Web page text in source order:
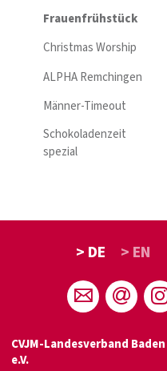
Frauenfrühstück
Christmas Worship
ALPHA Remchingen
Männer-Timeout
Schokoladenzeit
spezial
> DE > EN
CVJM-Landesverband Baden
e.V.